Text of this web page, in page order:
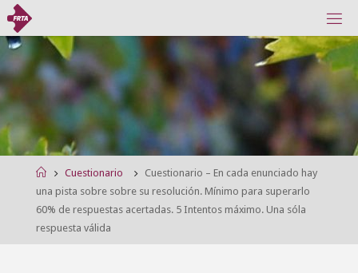
Saltar
contenido
Saltar
contenido
DE
RAC
ÓN
RIO
AN A
DE
TIR
OC
ON
Página
de
Inicio
Cuestionario
Cuestionario – En cada enunciado hay
una pista sobre sobre su resolución. Mínimo para superarlo
60% de respuestas acertadas. 5 Intentos máximo. Una sóla
respuesta válida